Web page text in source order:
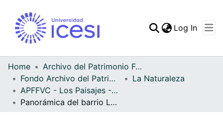
Statistics
Log In
Home
Archivo del Patrimonio Fotográfico y Fílmico del Valle del Cauca
Fondo Archivo del Patrimonio Fotográfico y Fílmico del Valle del Cauca
La Naturaleza
APFFVC - Los Paisajes - Patrimonial
Panorámica del barrio La Cumbre, hacia abajo se observa al caso central urbano